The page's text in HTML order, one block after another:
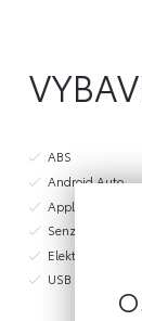
ABS
Android Auto
Apple CarPlay
Senzor dažďa
Elektricky
USB port